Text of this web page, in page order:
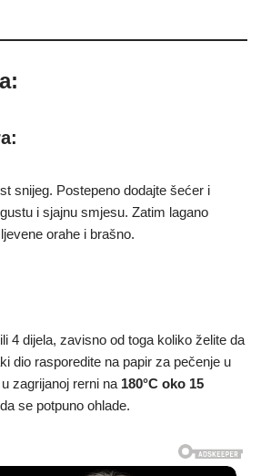
snijeg. Postepeno dodajte šećer i
i sjajnu smjesu. Zatim lagano
orahe i brašno.
4 dijela, zavisno od toga koliko želite da
dio rasporedite na papir za pečenje u
zagrijanoj rerni na 180°C oko 15
se potpuno ohlade.